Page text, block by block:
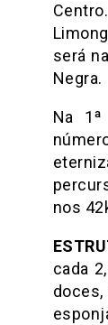
será
Negra.
Na
nos
cada